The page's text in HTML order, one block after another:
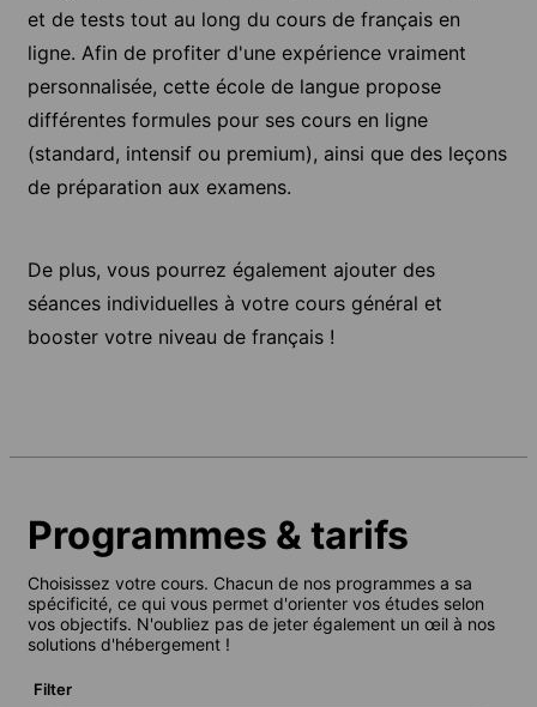
et de tests tout au long du cours de français en
ligne. Afin de profiter d'une expérience vraiment
personnalisée, cette école de langue propose
différentes formules pour ses cours en ligne
(standard, intensif ou premium), ainsi que des leçons
de préparation aux examens.
De plus, vous pourrez également ajouter des
séances individuelles à votre cours général et
booster votre niveau de français !
Programmes & tarifs
Choisissez votre cours. Chacun de nos programmes a sa
spécificité, ce qui vous permet d'orienter vos études selon
vos objectifs. N'oubliez pas de jeter également un œil à nos
solutions d'hébergement !
Filter